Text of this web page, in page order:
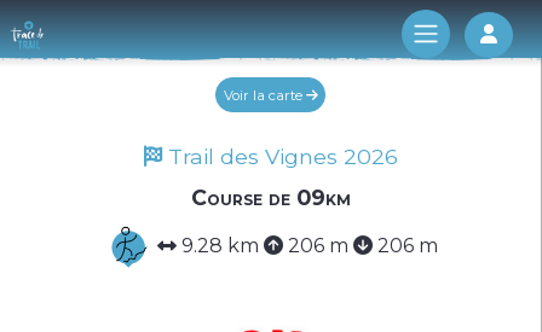
Log
Voir la carte
Trail des Vignes 2026
Course de 09km
9.28 km 206 m 206 m